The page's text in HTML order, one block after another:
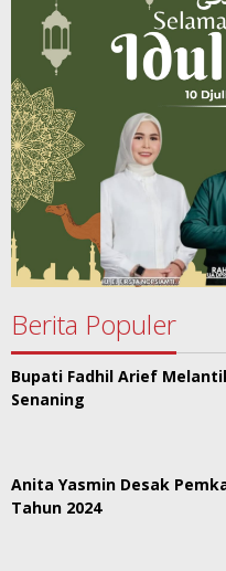
Berita Populer
Bupati Fadhil Arief
Senaning
Anita Yasmin Desak
Tahun 2024